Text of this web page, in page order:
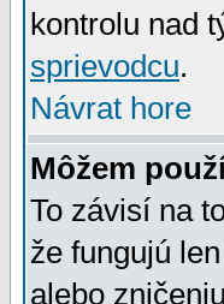
kontrolu nad
sprievodcu.
Návrat hore
Môžem
To závisí na
že fungujú
alebo